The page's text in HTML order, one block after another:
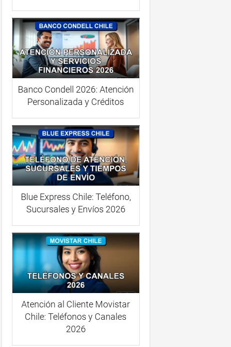
Banco Condell 2026: Atención
Personalizada y Créditos
Blue Express Chile: Teléfono,
Sucursales y Envíos 2026
Atención al Cliente Movistar
Chile: Teléfonos y Canales
2026